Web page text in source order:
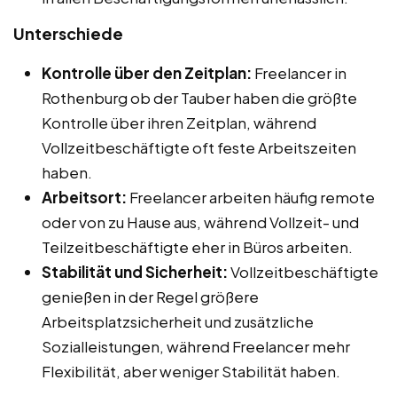
Unterschiede
Kontrolle über den Zeitplan: Freelancer in
Rothenburg ob der Tauber haben die größte
Kontrolle über ihren Zeitplan, während
Vollzeitbeschäftigte oft feste Arbeitszeiten
haben.
Arbeitsort: Freelancer arbeiten häufig remote
oder von zu Hause aus, während Vollzeit- und
Teilzeitbeschäftigte eher in Büros arbeiten.
Stabilität und Sicherheit:Vollzeitbeschäftigte
genießen in der Regel größere
Arbeitsplatzsicherheit und zusätzliche
Sozialleistungen, während Freelancer mehr
Flexibilität, aber weniger Stabilität haben.